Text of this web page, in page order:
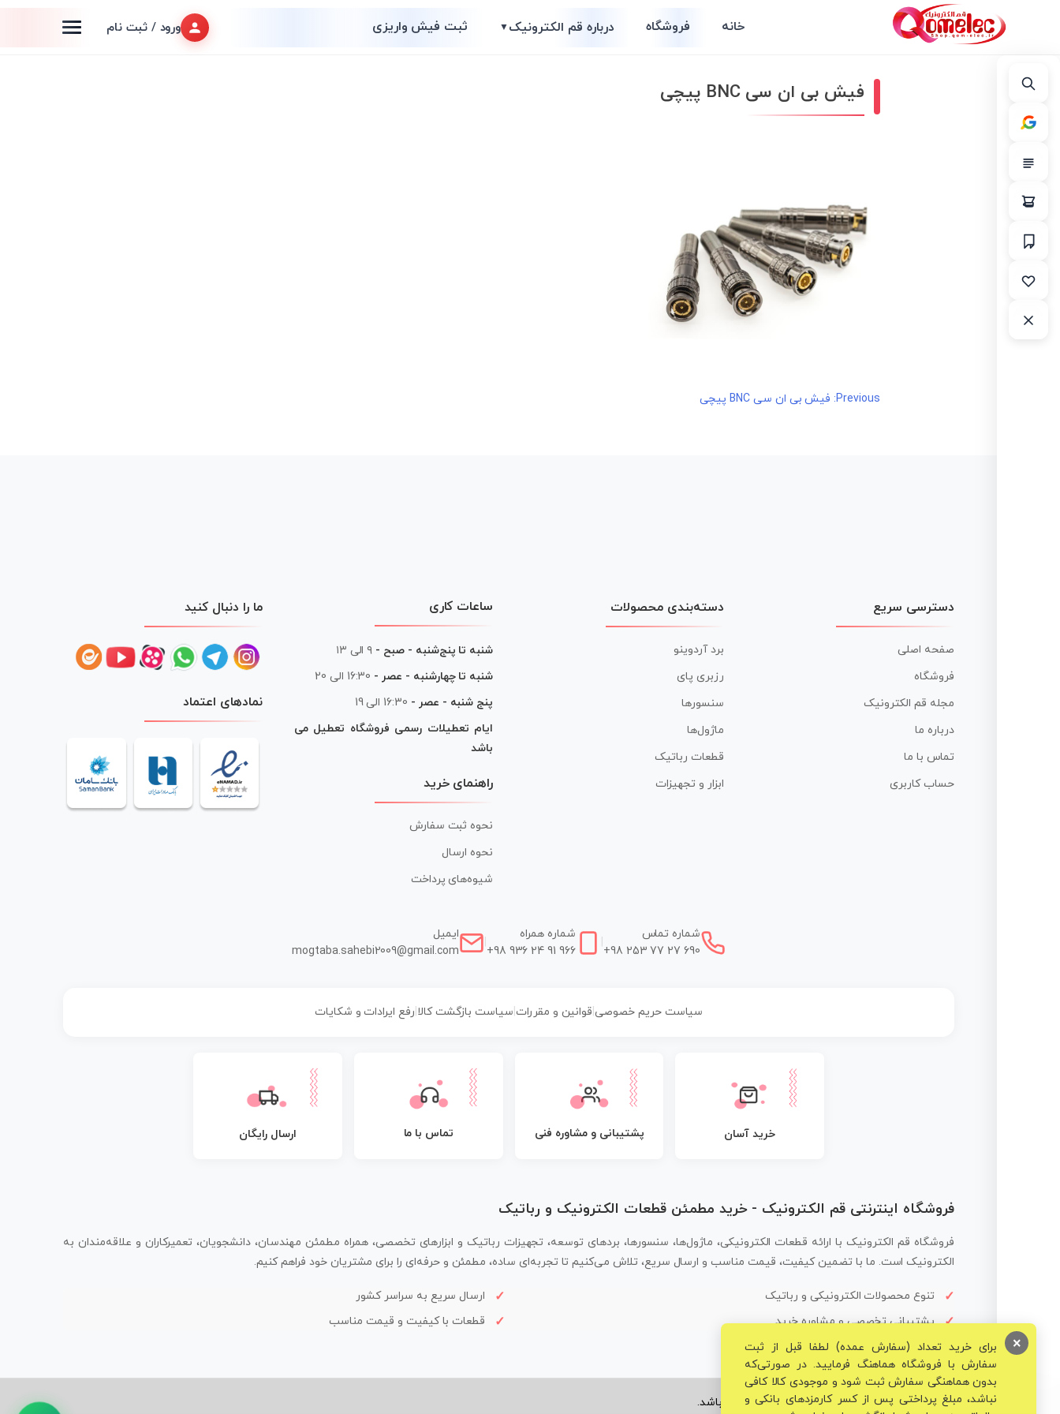
خانه فروشگاه درباره قم الکترونیک▼ ثبت فیش واریزی ورود / ثبت نام
فیش بی ان سی BNC پیچی
راهبری
Previous: فیش بی ان سی BNC پیچی
دسترسی سریع
صفحه اصلی
فروشگاه
مجله قم الکترونیک
درباره ما
تماس با ما
حساب کاربری
دسته‌بندی محصولات
برد آردوینو
رزبری پای
سنسورها
ماژول‌ها
قطعات رباتیک
ابزار و تجهیزات
ساعات کاری
شنبه تا پنج‌شنبه - صبح - ۹ الی ۱۳
شنبه تا چهارشنبه - عصر - 16:30 الی 20
پنج شنبه - عصر - 16:30 الی 19
ایام تعطیلات رسمی فروشگاه تعطیل می
باشد
راهنمای خرید
نحوه ثبت سفارش
نحوه ارسال
شیوه‌های پرداخت
ما را دنبال کنید
نمادهای اعتماد
شماره تماس
+98 253 77 27 690
شماره همراه
+98 936 24 91 966
ایمیل
mogtaba.sahebi2009@gmail.com
سیاست حریم خصوصی| قوانین و مقررات سیاست بازگشت کالا رفع ایرادات و شکایات
خرید آسان پشتیبانی و مشاوره فنی تماس با ما ارسال رایگان
فروشگاه اینترنتی قم الکترونیک - خرید مطمئن قطعات الکترونیک و رباتیک
فروشگاه قم الکترونیک با ارائه قطعات الکترونیکی، ماژول‌ها، سنسورها، بردهای توسعه، تجهیزات رباتیک و ابزارهای تخصصی، همراه مطمئن مهندسان، دانشجویان، تعمیرکاران و علاقه‌مندان به
الکترونیک است. ما با تضمین کیفیت، قیمت مناسب و ارسال سریع، تلاش می‌کنیم تا تجربه‌ای ساده، مطمئن و حرفه‌ای را برای مشتریان خود فراهم کنیم.
تنوع محصولات الکترونیکی و رباتیک
ارسال سریع به سراسر کشور
پشتیبانی تخصصی و مشاوره خرید
قطعات با کیفیت و قیمت مناسب
© تمامی حقوق برای فروشگاه تخصصی قم الکترونیک محفوظ می‌باشد.
برای خرید تعداد (سفارش عمده) لطفا قبل از ثبت
سفارش با فروشگاه هماهنگ فرمایید. در صورتی‌که
بدون هماهنگی سفارش ثبت شود و موجودی کالا کافی
نباشد، مبلغ پرداختی پس از کسر کارمزدهای بانکی و
×